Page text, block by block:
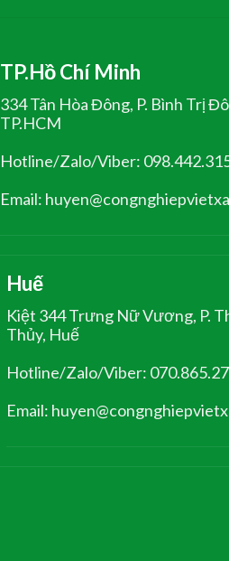
TP.Hồ Chí Minh
334 Tân Hòa Đông, P. Bình Trị
TP.HCM
Hotline/Zalo/Viber:
Email:
Huế
Kiệt 344 Trưng Nữ Vương, P.
Thủy, Huế
Hotline/Zalo/Viber:
Email: